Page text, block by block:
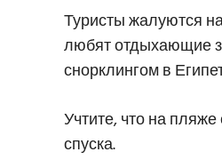
Туристы жалуются
любят отдыхающие
снорклингом в
Учтите, что на
спуска.